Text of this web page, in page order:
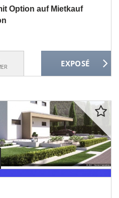
Option auf Mietkauf